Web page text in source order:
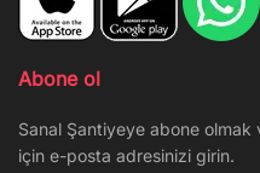
Abone ol
Sanal Şantiyeye abone
için e-posta adresinizi girin.